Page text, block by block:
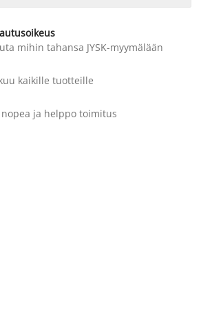
mihin tahansa JYSK-myymälään
kaikille tuotteille
ja helppo toimitus